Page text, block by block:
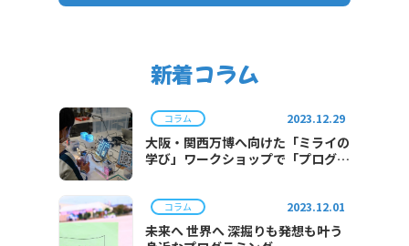
新着コラム
コラム 2023.12.29
大阪・関西万博へ向けた「ミライの
学び」ワークショップで「プログラ
コラム 2023.12.01
未来へ 世界へ 深掘りも発想も叶う